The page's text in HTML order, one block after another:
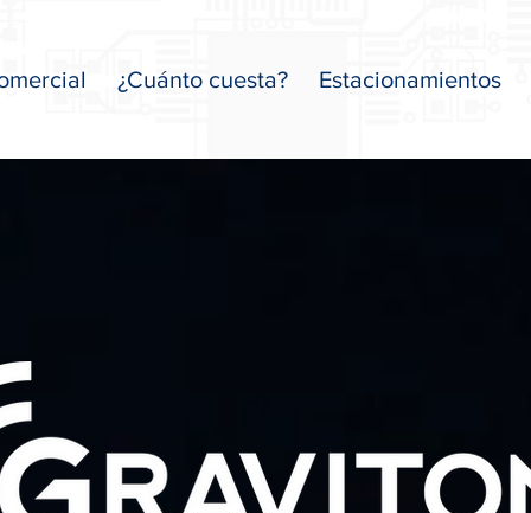
¿Cuánto cuesta? Estacionamientos